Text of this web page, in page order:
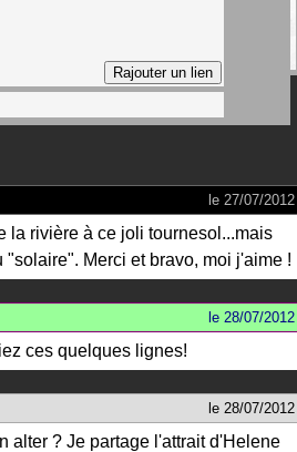
le 27/07/2012
la rivière à ce joli tournesol...mais
Merci et bravo, moi j'aime !
le 28/07/2012
ces quelques lignes!
le 28/07/2012
alter ? Je partage l'attrait d'Helene